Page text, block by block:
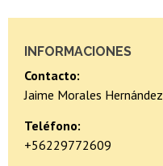
INFORMACIONES
Contacto:
Jaime Morales Hernández
Teléfono:
+56229772609